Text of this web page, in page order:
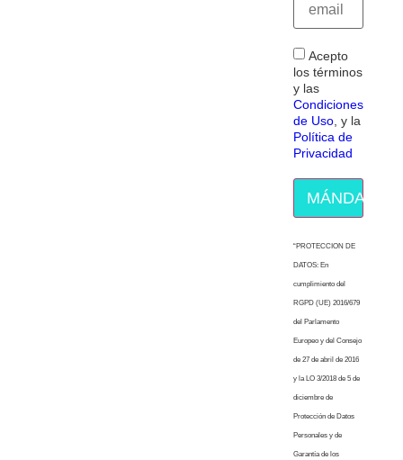
Acepto
los términos
y las
Condiciones
de Uso, y la
Política de
Privacidad
MÁNDAME
“PROTECCION DE
DATOS: En
cumplimiento del
RGPD (UE) 2016/679
del Parlamento
Europeo y del Consejo
de 27 de abril de 2016
y la LO 3/2018 de 5 de
diciembre de
Protección de Datos
Personales y de
Garantía de los